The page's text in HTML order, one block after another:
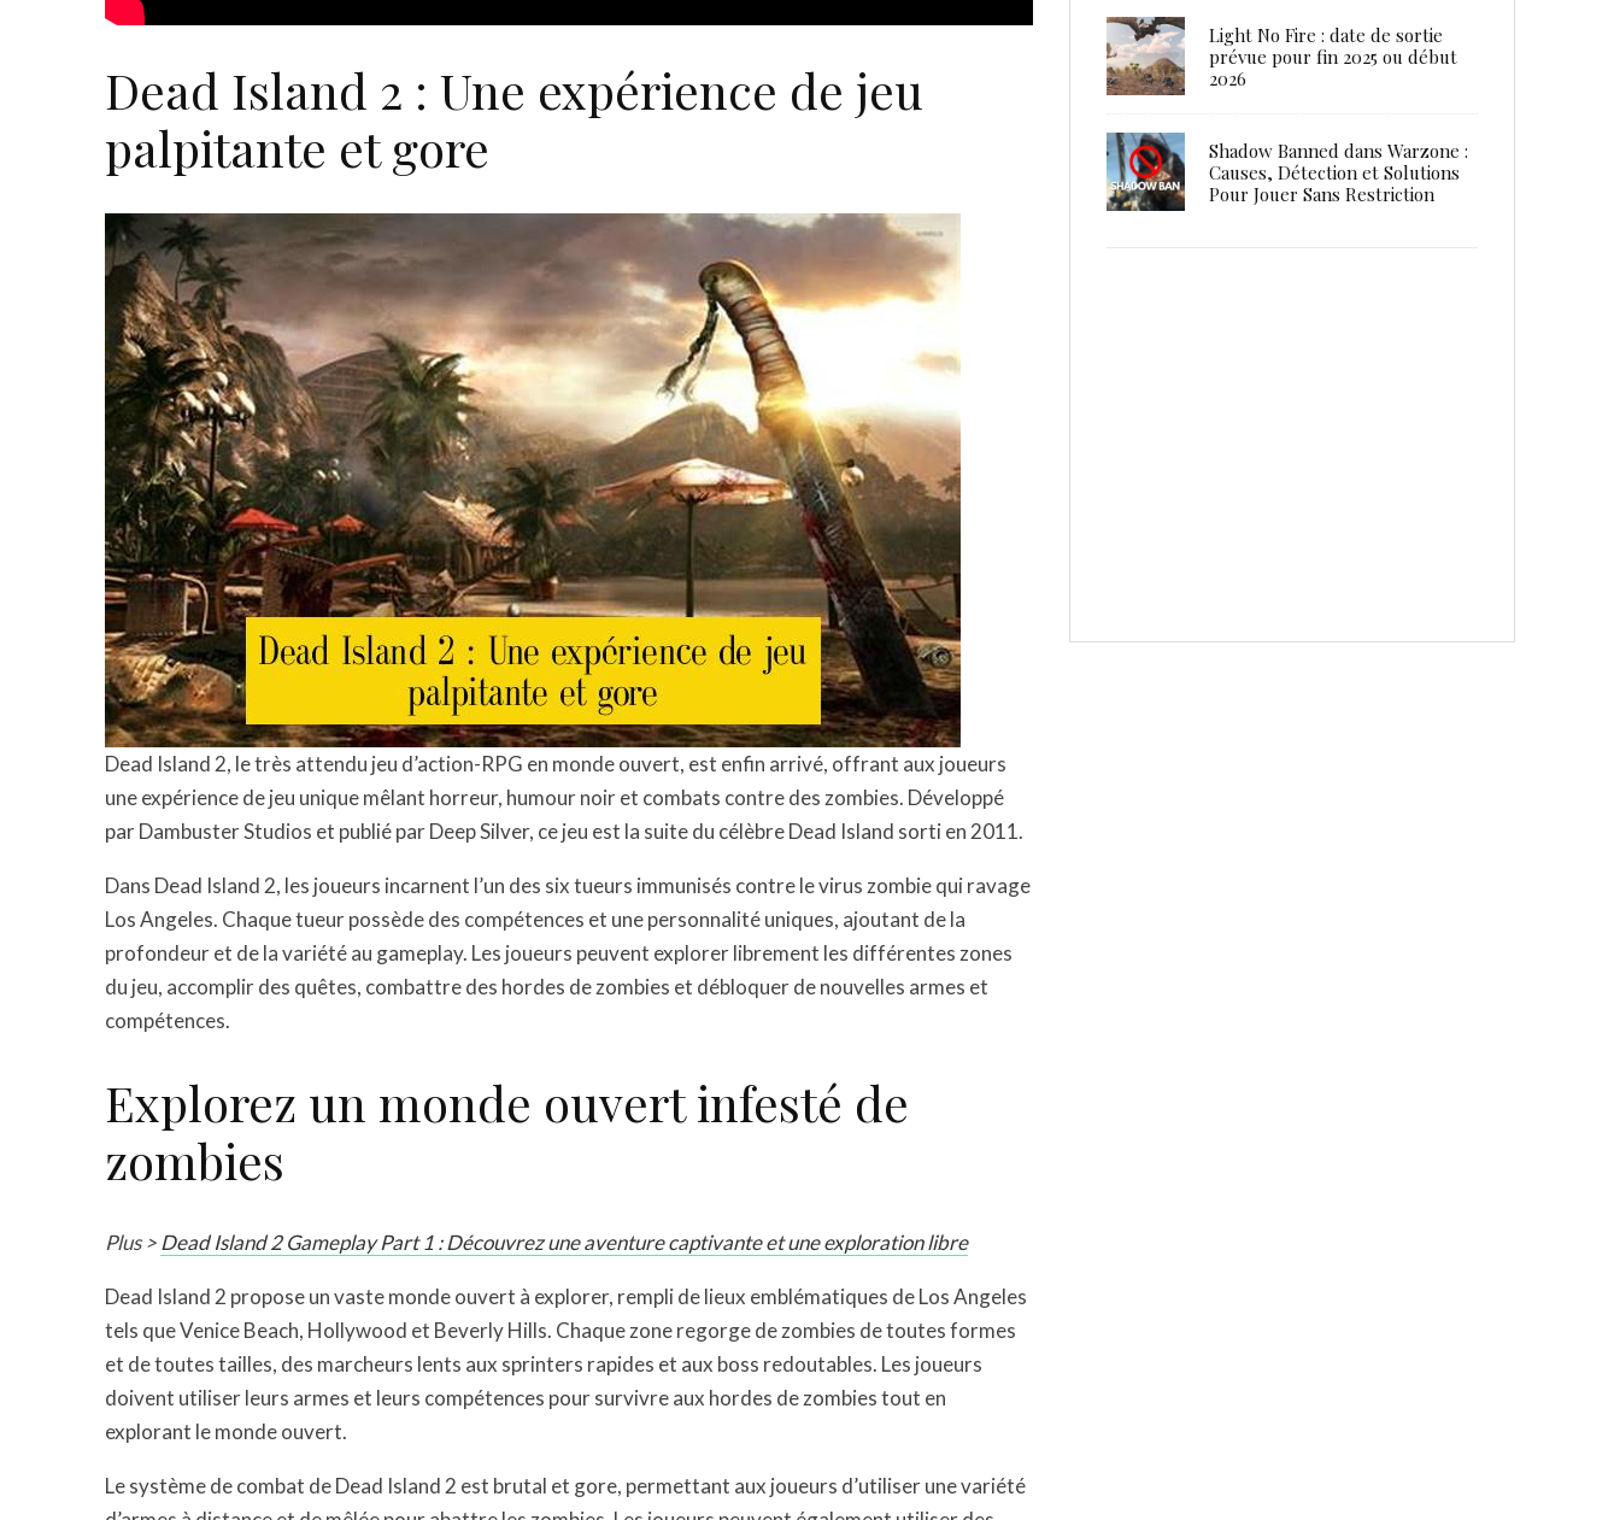
Dead Island 2 : Une expérience de jeu
palpitante et gore
Dead Island 2, le très attendu jeu d’action-RPG en monde ouvert, est enfin arrivé, offrant aux joueurs
une expérience de jeu unique mêlant horreur, humour noir et combats contre des zombies. Développé
par Dambuster Studios et publié par Deep Silver, ce jeu est la suite du célèbre Dead Island sorti en 2011.
Dans Dead Island 2, les joueurs incarnent l’un des six tueurs immunisés contre le virus zombie qui ravage
Los Angeles. Chaque tueur possède des compétences et une personnalité uniques, ajoutant de la
profondeur et de la variété au gameplay. Les joueurs peuvent explorer librement les différentes zones
du jeu, accomplir des quêtes, combattre des hordes de zombies et débloquer de nouvelles armes et
compétences.
Explorez un monde ouvert infesté de
zombies
Plus >Dead Island 2 Gameplay Part 1 : Découvrez une aventure captivante et une exploration libre
Dead Island 2 propose un vaste monde ouvert à explorer, rempli de lieux emblématiques de Los Angeles
tels que Venice Beach, Hollywood et Beverly Hills. Chaque zone regorge de zombies de toutes formes
et de toutes tailles, des marcheurs lents aux sprinters rapides et aux boss redoutables. Les joueurs
doivent utiliser leurs armes et leurs compétences pour survivre aux hordes de zombies tout en
explorant le monde ouvert.
Le système de combat de Dead Island 2 est brutal et gore, permettant aux joueurs d’utiliser une variété
Light No Fire : date de sortie
prévue pour fin 2025 ou début
2026
Shadow Banned dans Warzone :
Causes, Détection et Solutions
Pour Jouer Sans Restriction